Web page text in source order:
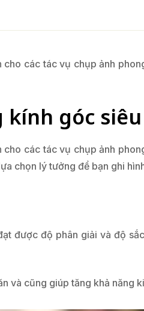
các tác vụ chụp ảnh
kính góc
các tác vụ chụp ảnh
chọn lý tưởng để bạn ghi
được độ phân giải và độ
và cũng giúp tăng khả năng